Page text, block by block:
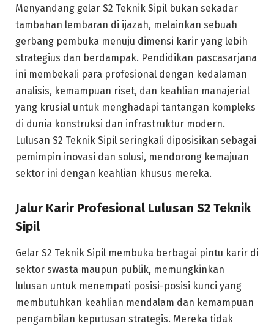
Menyandang gelar S2 Teknik Sipil bukan sekadar
tambahan lembaran di ijazah, melainkan sebuah
gerbang pembuka menuju dimensi karir yang lebih
strategius dan berdampak. Pendidikan pascasarjana
ini membekali para profesional dengan kedalaman
analisis, kemampuan riset, dan keahlian manajerial
yang krusial untuk menghadapi tantangan kompleks
di dunia konstruksi dan infrastruktur modern.
Lulusan S2 Teknik Sipil seringkali diposisikan sebagai
pemimpin inovasi dan solusi, mendorong kemajuan
sektor ini dengan keahlian khusus mereka.
Jalur Karir Profesional Lulusan S2 Teknik
Sipil
Gelar S2 Teknik Sipil membuka berbagai pintu karir di
sektor swasta maupun publik, memungkinkan
lulusan untuk menempati posisi-posisi kunci yang
membutuhkan keahlian mendalam dan kemampuan
pengambilan keputusan strategis. Mereka tidak